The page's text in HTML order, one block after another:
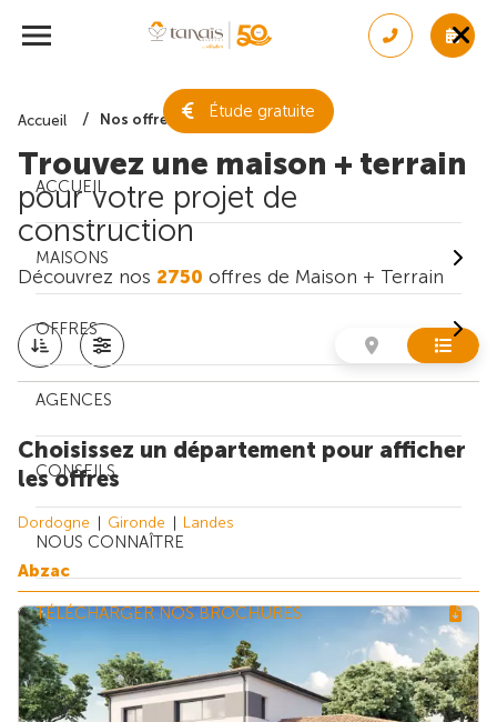
Étude gratuite
ACCUEIL
MAISONS
OFFRES
AGENCES
CONSEILS
NOUS CONNAÎTRE
TÉLÉCHARGER NOS BROCHURES
Accueil Nos offres de maison + terrain
Trouvez une maison + terrain
pour votre projet de
construction
Découvrez nos 2750 offres de Maison + Terrain
Choisissez un département pour afficher
les offres
Dordogne Gironde Landes
Abzac